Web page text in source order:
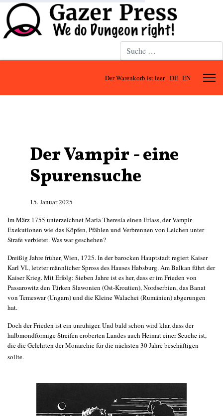
Suchen
Der Warenkorb ist leer DE EN
Der Vampir - eine
Spurensuche
15. Januar 2025
Im März 1755 unterzeichnet Maria Theresia einen Erlass, der Vampir-
Exekutionen wie das Köpfen, Pfählen und Verbrennen von Leichen unter
Strafe verbietet. Was war geschehen?
Dreißig Jahre früher, Wien, 1725. In der barocken Hauptstadt regiert Kaiser
Karl VI., letzter männlicher Spross des Hauses Habsburg. Am Balkan führt der
Kaiser Krieg. Mit Erfolg: Sieben Jahre ist es her, dass er im Frieden von
Passarowitz den Türken Slawonien (Ost-Kroatien), Nordserbien, das Banat
von Temeswar (Ungarn) und die Kleine Walachei (Rumänien) abgerungen
hat.
Doch der Frieden ist ein unruhiger. Und bald schon wird klar, dass der
halbmondförmige Streifen eroberten Landes auch Heimat einer Seuche ist,
die die Gelehrten der Monarchie für die nächsten 30 Jahre beschäftigen
sollte.